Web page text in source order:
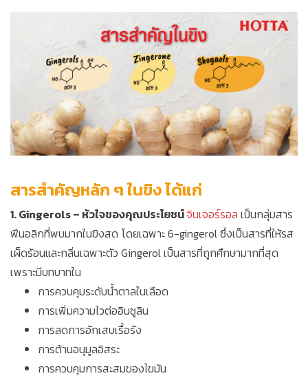
สารสำคัญหลัก ๆ ในขิง ได้แก่
1. Gingerols – หัวใจของคุณประโยชน์จินเจอร์รอล เป็นกลุ่มสาร
ฟีนอลิกที่พบมากในขิงสด โดยเฉพาะ 6-gingerol ซึ่งเป็นสารที่ให้รส
เผ็ดร้อนและกลิ่นเฉพาะตัว Gingerol เป็นสารที่ถูกศึกษามากที่สุด
เพราะมีบทบาทใน
การควบคุมระดับน้ำตาลในเลือด
การเพิ่มความไวต่ออินซูลิน
การลดการอักเสบเรื้อรัง
การต้านอนุมูลอิสระ
การควบคุมการสะสมของไขมัน